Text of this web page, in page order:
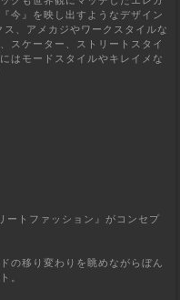
今』を映し出すようなデザイン
、アメカジやワークスタイルな
スケーター、ストリートスタイ
はモードスタイルやキレイメな
ートファッション』がコンセプ
の移り変わりを眺めながらぼん
。